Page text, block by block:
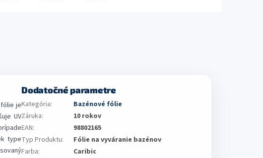
je
UV
type
Dodatočné parametre
Kategória:
Bazénové fólie
Záruka:
10 rokov
EAN:
98802165
Typ Produktu:
Fólie na vyváranie bazénov
Farba:
Caribic